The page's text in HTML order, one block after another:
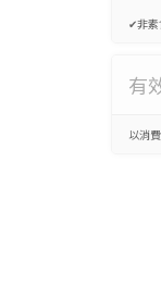
✔非素
有
以消